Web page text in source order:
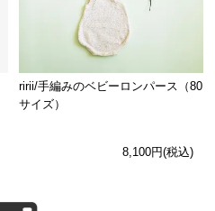
ririi/手編みのベビーロンパース（80
サイズ）
8,100円(税込)